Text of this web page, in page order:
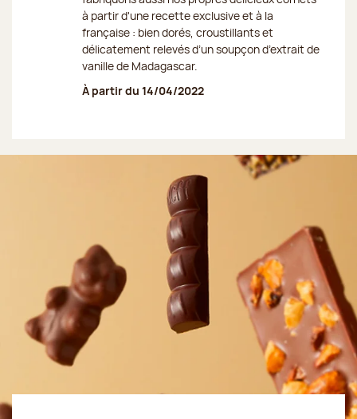
à partir d'une recette exclusive et à la
française : bien dorés, croustillants et
délicatement relevés d’un soupçon d’extrait de
vanille de Madagascar.
À partir du 14/04/2022